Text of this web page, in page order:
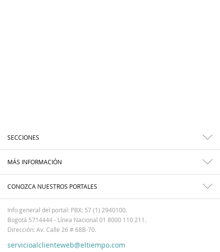
SECCIONES
MÁS INFORMACIÓN
CONOZCA NUESTROS PORTALES
Info general del portal: PBX: 57 (1) 2940100.
Bogotá 5714444 - Línea Nacional 01 8000 110 211.
Dirección: Av. Calle 26 # 68B-70.
servicioalclienteweb@eltiempo.com